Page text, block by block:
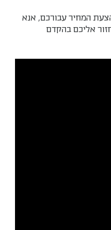
המחיר עבורכם, אנא
אליכם בהקדם